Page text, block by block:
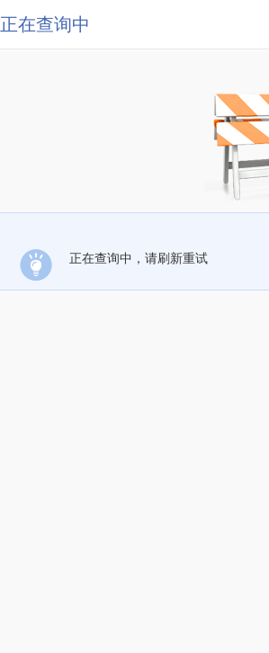
正在查询中
正在查询中，请刷新重试